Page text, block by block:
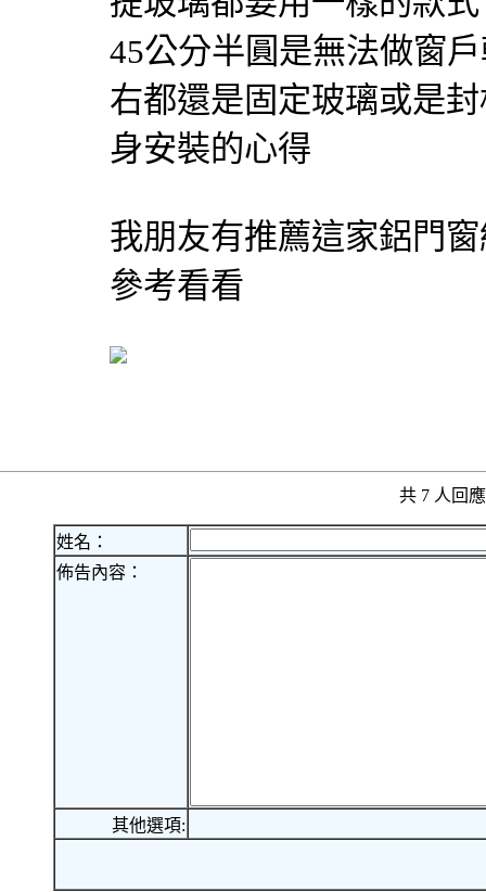
45公分半圓是無法做窗
右都還是固定玻璃或是
身安裝的心得
我朋友有推薦這家鋁門
參考看看
共 7 人回
姓名：
佈告內容：
其他選項: